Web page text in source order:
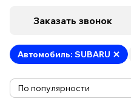
Заказать звонок
Автомобиль: SUBARU